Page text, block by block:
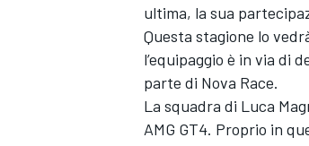
MONOPOSTO
ultima, la sua
Questa stagione lo
l’equipaggio è in via di
parte di Nova Race.
La squadra di Luca
AMG GT4. Proprio in